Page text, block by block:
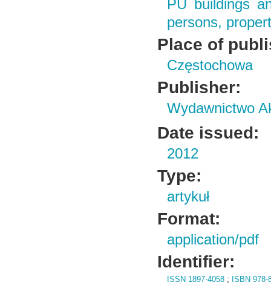
PU buildings
persons,
Place of
Częstochowa
Publisher:
Wydawnictwo
Date issued:
2012
Type:
artykuł
Format:
application/pdf
Identifier:
ISSN 1897-4058 ; ISBN 978-